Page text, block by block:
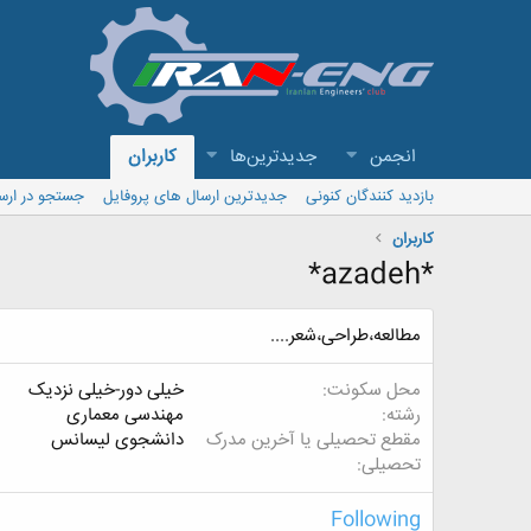
انجمن جدیدترین‌ها کاربران
بازدید کنندگان کنونی جدیدترین ارسال های پروفایل
جستجو در
کاربران
*azadeh*
مطالعه،طراحی،شعر....
محل سکونت
خیلی دور-خیلی نزدیک
رشته
مهندسی معماری
مقطع تحصیلی یا آخرین مدرک
تحصیلی
دانشجوی لیسانس
Following